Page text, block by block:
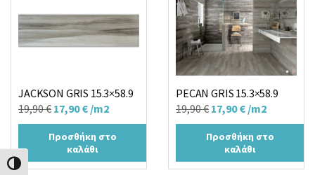
Εναλλαγή Υψηλής Αντίθεσης
JACKSON GRIS 15.3×58.9
19,90€ Original
price
was:
19,90 €.
17,90€Η
τρέχουσα
τιμή
είναι:
/m2
Προσθήκη στο
καλάθι
PECAN GRIS 15.3×58.9
19,90€ Original
price
was:
19,90 €.
17,90€Η
τρέχουσα
τιμή
είναι:
/m2
Προσθήκη στο
καλάθι